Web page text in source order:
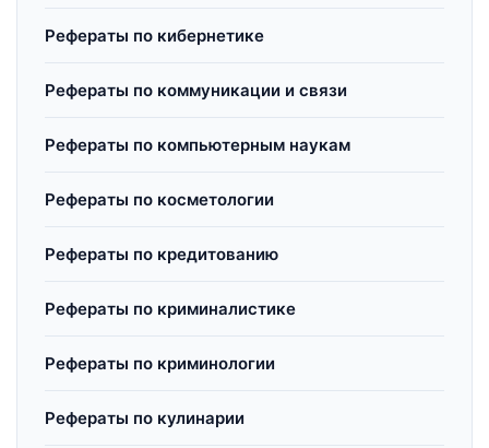
Рефераты по кибернетике
Рефераты по коммуникации и связи
Рефераты по компьютерным наукам
Рефераты по косметологии
Рефераты по кредитованию
Рефераты по криминалистике
Рефераты по криминологии
Рефераты по кулинарии